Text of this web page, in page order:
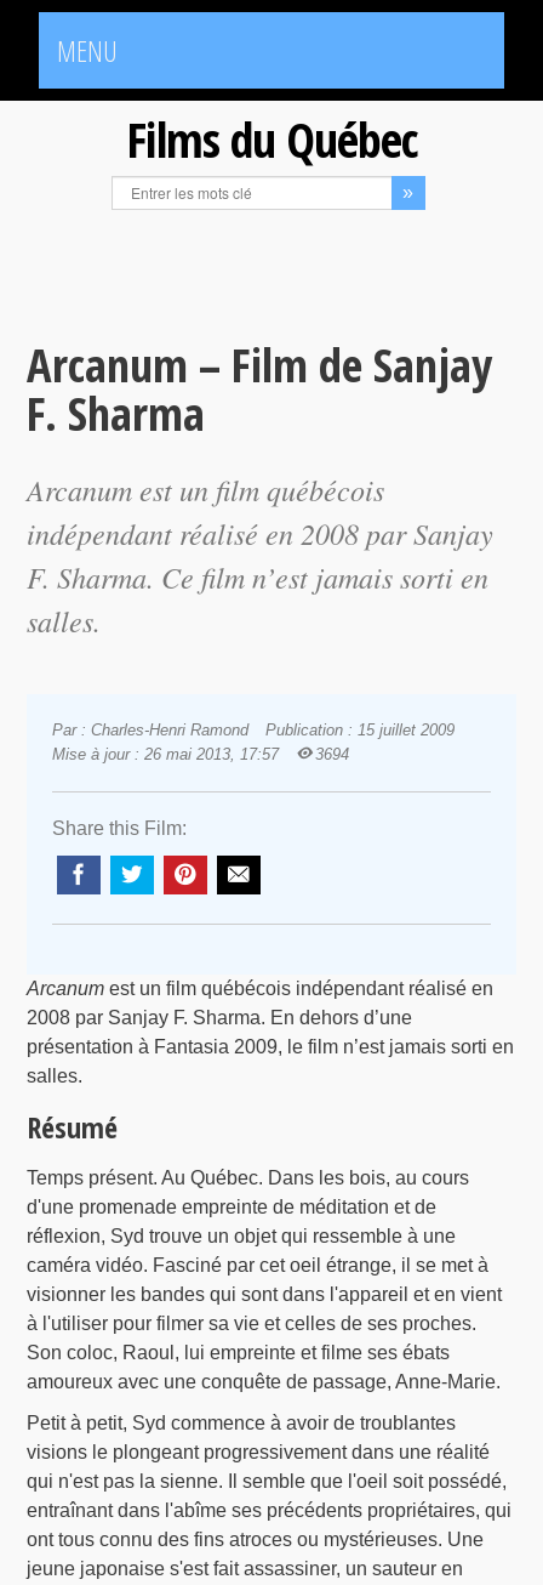
MENU
Films du Québec
Arcanum – Film de Sanjay
F. Sharma
Arcanumest un film québécois
indépendant réalisé en 2008 par Sanjay
F. Sharma. Ce film n’est jamais sorti en
salles.
Par : Charles-Henri Ramond
Publication : 15 juillet 2009
Mise à jour : 26 mai 2013, 17:57
3694
Share this Film:
Arcanum est un film québécois indépendant réalisé en
2008 par Sanjay F. Sharma. En dehors d’une
présentation à Fantasia 2009, le film n’est jamais sorti en
salles.
Résumé
Temps présent. Au Québec. Dans les bois, au cours
d'une promenade empreinte de méditation et de
réflexion, Syd trouve un objet qui ressemble à une
caméra vidéo. Fasciné par cet oeil étrange, il se met à
visionner les bandes qui sont dans l'appareil et en vient
à l'utiliser pour filmer sa vie et celles de ses proches.
Son coloc, Raoul, lui empreinte et filme ses ébats
amoureux avec une conquête de passage, Anne-Marie.
Petit à petit, Syd commence à avoir de troublantes
visions le plongeant progressivement dans une réalité
qui n'est pas la sienne. Il semble que l'oeil soit possédé,
entraînant dans l'abîme ses précédents propriétaires, qui
ont tous connu des fins atroces ou mystérieuses. Une
jeune japonaise s'est fait assassiner, un sauteur en